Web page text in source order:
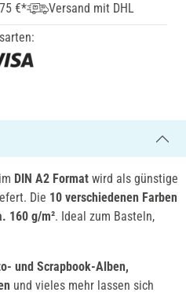
€*
Versand mit DHL
im DIN A2 Format wird als günstige
Die 10 verschiedenen Farben
160 g/m². Ideal zum Basteln,
und Scrapbook-Alben,
und vieles mehr lassen sich